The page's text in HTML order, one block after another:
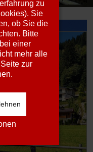
zu
Sie
ob Sie die
Bitte
einer
mehr alle
zur